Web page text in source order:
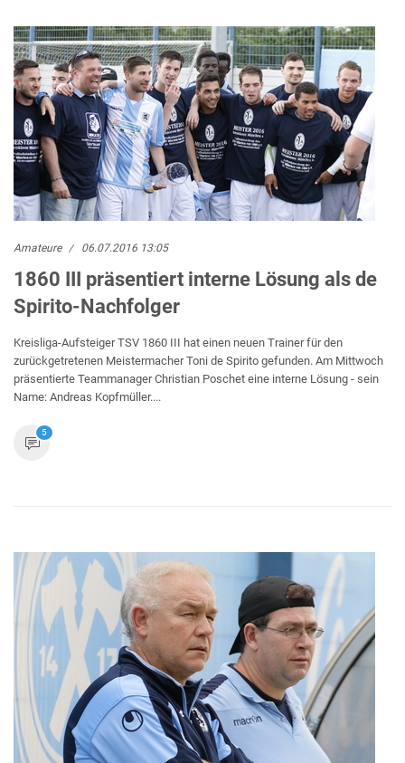
Amateure 06.07.2016 13:05
1860 III präsentiert interne Lösung als de
Spirito-Nachfolger
Kreisliga-Aufsteiger TSV 1860 III hat einen neuen Trainer für den
zurückgetretenen Meistermacher Toni de Spirito gefunden. Am Mittwoch
präsentierte Teammanager Christian Poschet eine interne Lösung - sein
Name: Andreas Kopfmüller....
5